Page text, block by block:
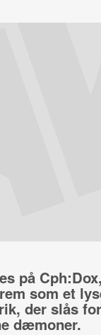
på
som et
der slås
dæmoner.